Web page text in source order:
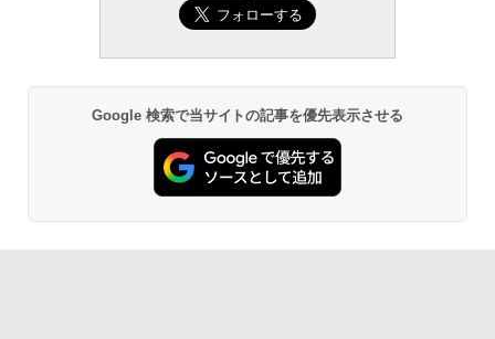
Google 検索で当サイトの記事を優先表示させる